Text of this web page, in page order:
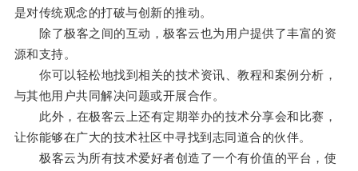
是对传统观念的打破与创新的推动。
除了极客之间的互动，极客云也为用户提供了丰富的资
源和支持。
你可以轻松地找到相关的技术资讯、教程和案例分析，
与其他用户共同解决问题或开展合作。
此外，在极客云上还有定期举办的技术分享会和比赛，
让你能够在广大的技术社区中寻找到志同道合的伙伴。
极客云为所有技术爱好者创造了一个有价值的平台，使